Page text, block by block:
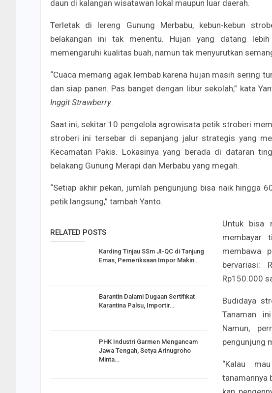
daun di kalangan wisatawan lokal maupun luar daerah.
Terletak di lereng Gunung Merbabu, kebun-kebun
belakangan ini tak menentu. Hujan yang datang
memengaruhi kualitas buah, namun tak menyurutkan
“Cuaca memang agak lembab karena hujan masih sering
dan siap panen. Pas banget dengan libur sekolah,” kata
Inggit Strawberry.
Saat ini, sekitar 10 pengelola agrowisata petik stroberi
stroberi ini tersebar di sepanjang jalur strategis yang
Kecamatan Pakis. Lokasinya yang berada di dataran
belakang Gunung Merapi dan Merbabu yang megah.
“Setiap akhir pekan, jumlah pengunjung bisa naik hingga
petik langsung,” tambah Yanto.
RELATED POSTS
Karding Tinjau SSm JI-QC di Tanjung
Emas, Pemeriksaan Impor Makin…
Barantin Dalami Dugaan Sertifikat
Karantina Palsu, Importir…
PHK Industri Garmen Mengancam
Jawa Tengah, Setya Arinugroho
Minta…
Untuk bisa
membayar
membawa
bervariasi:
Rp150.000
Budidaya
Tanaman
Namun,
pengunjung
“Kalau
tanamannya